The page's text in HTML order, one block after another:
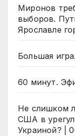
Миронов
выборов.
Ярославле
Большая
60 минут.
Не слишком
США в
Украиной? |